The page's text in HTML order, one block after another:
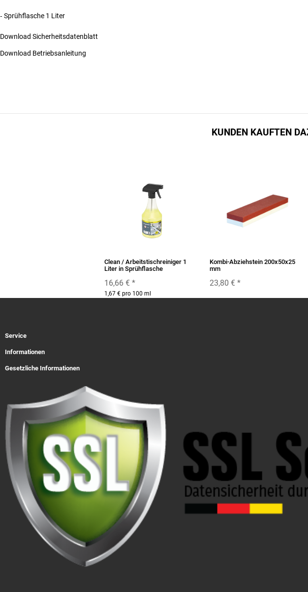
‐ Sprühflasche 1 Liter
Download Sicherheitsdatenblatt
Download Betriebsanleitung
KUNDEN KAUFTEN
Clean / Arbeitstischreiniger 1
Liter in Sprühflasche
16,66 € *
1,67 € pro 100 ml
Kombi-Abziehstein 200x50x25
mm
23,80 € *
Service
Informationen
Gesetzliche Informationen